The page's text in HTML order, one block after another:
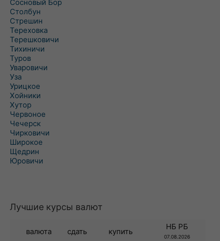
Сосновый Бор
Столбун
Стрешин
Тереховка
Терешковичи
Тихиничи
Туров
Уваровичи
Уза
Урицкое
Хойники
Хутор
Червоное
Чечерск
Чирковичи
Широкое
Щедрин
Юровичи
Лучшие курсы валют
валюта сдать купить
НБ РБ
07.08.2026